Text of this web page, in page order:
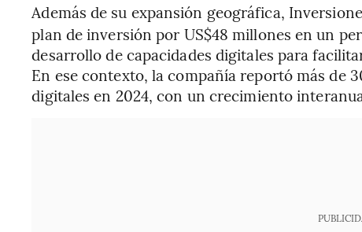
Además de su expansión geográfica,
plan de inversión por US$48 millones en un
desarrollo de capacidades digitales para
En ese contexto, la compañía reportó más de
digitales en 2024, con un crecimiento